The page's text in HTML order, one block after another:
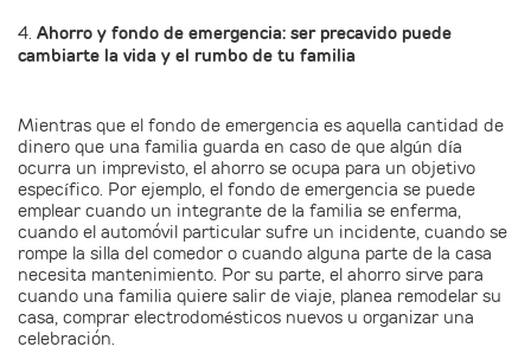
4. Ahorro y fondo de emergencia: ser precavido puede
cambiarte la vida y el rumbo de tu familia
Mientras que el fondo de emergencia es aquella cantidad de
dinero que una familia guarda en caso de que algún día
ocurra un imprevisto, el ahorro se ocupa para un objetivo
específico. Por ejemplo, el fondo de emergencia se puede
emplear cuando un integrante de la familia se enferma,
cuando el automóvil particular sufre un incidente, cuando se
rompe la silla del comedor o cuando alguna parte de la casa
necesita mantenimiento. Por su parte, el ahorro sirve para
cuando una familia quiere salir de viaje, planea remodelar su
casa, comprar electrodomésticos nuevos u organizar una
celebración.